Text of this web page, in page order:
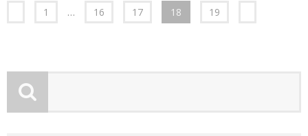
1 … 16 17 18 19